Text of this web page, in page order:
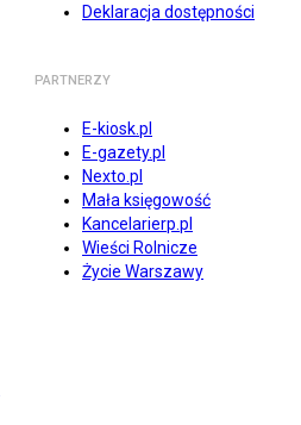
Deklaracja dostępności
PARTNERZY
E-kiosk.pl
E-gazety.pl
Nexto.pl
Mała księgowość
Kancelarierp.pl
Wieści Rolnicze
Życie Warszawy